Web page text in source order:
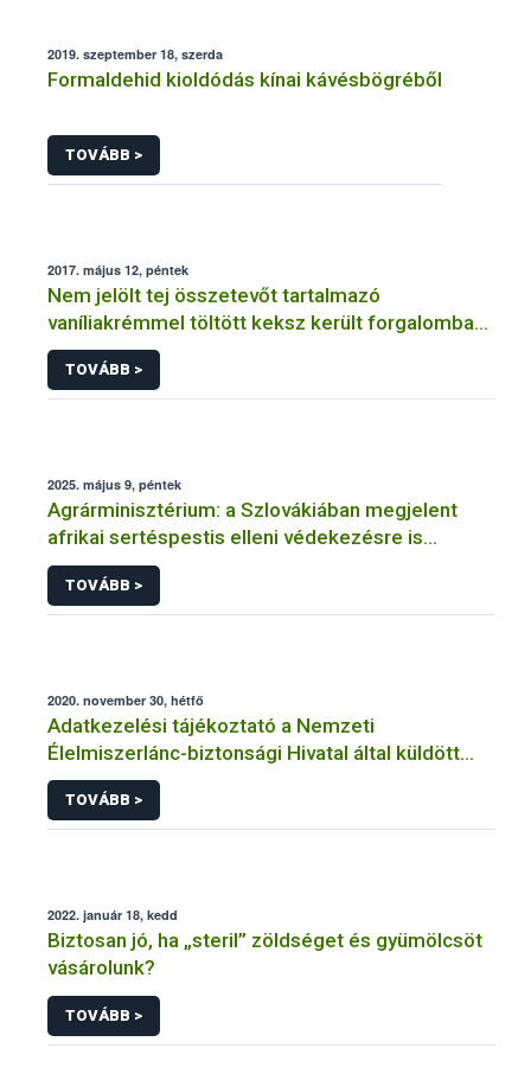
2019. szeptember 18, szerda
Formaldehid kioldódás kínai kávésbögréből
TOVÁBB >
2017. május 12, péntek
Nem jelölt tej összetevőt tartalmazó
vaníliakrémmel töltött keksz került forgalomba
Magyarországon
TOVÁBB >
2025. május 9, péntek
Agrárminisztérium: a Szlovákiában megjelent
afrikai sertéspestis elleni védekezésre is
figyelniük kell a hazai állattartóknak
TOVÁBB >
2020. november 30, hétfő
Adatkezelési tájékoztató a Nemzeti
Élelmiszerlánc-biztonsági Hivatal által küldött
tájékoztatók küldéséhez történő regisztrációhoz
kapcsolódó adatkezelések vonatkozásában
TOVÁBB >
2022. január 18, kedd
Biztosan jó, ha „steril” zöldséget és gyümölcsöt
vásárolunk?
TOVÁBB >